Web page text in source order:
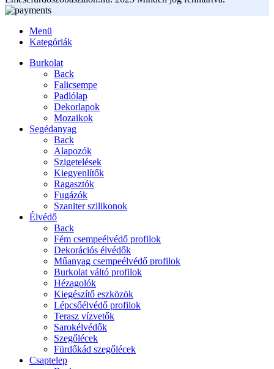
Menü
Kategóriák
Burkolat
Back
Falicsempe
Padlólap
Dekorlapok
Mozaikok
Segédanyag
Back
Alapozók
Szigetelések
Kiegyenlítők
Ragasztók
Fugázók
Szaniter szilikonok
Élvédő
Back
Fém csempeélvédő profilok
Dekorációs élvédők
Műanyag csempeélvédő profilok
Burkolat váltó profilok
Hézagolók
Kiegészítő eszközök
Lépcsőélvédő profilok
Terasz vízvetők
Sarokélvédők
Szegőlécek
Fürdőkád szegőlécek
Csaptelep